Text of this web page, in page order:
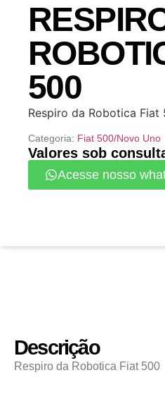
500
Respiro da Robotica Fiat
Categoria: Fiat 500/Novo Uno
Valores sob
Acesse nosso
Descrição
Respiro da Robotica Fiat 500